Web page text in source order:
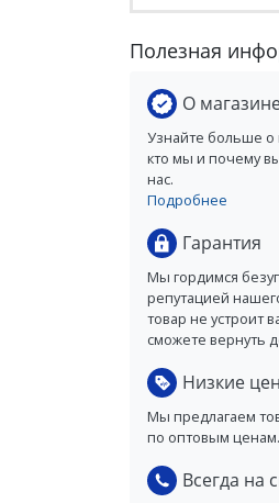
Полезная
О
Узнайте больше
кто мы и почему
нас.
Подробнее
Гарантия
Мы гордимся
репутацией
товар не устроит
сможете вернуть
Низкие
Мы предлагаем
по оптовым ценам.
Всегда на